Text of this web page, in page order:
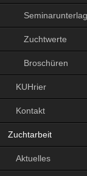
Zuchtwerte
Broschüren
KUHrier
Kontakt
Zuchtarbeit
Aktuelles